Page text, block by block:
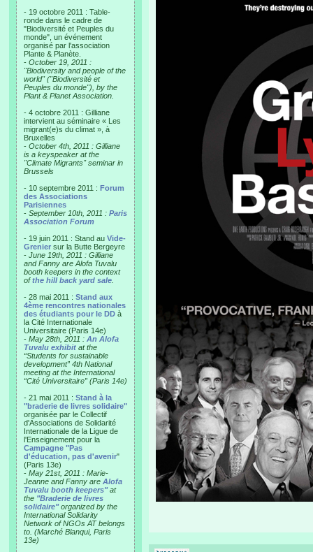
- 19 octobre 2011 : Table-
ronde dans le cadre de
"Biodiversité et Peuples du
monde", un événement
organisé par l'association
Plante & Planète.
- October 19, 2011 :
"Biodiversity and people of the
world" ("Biodiversité et
Peuples du monde"), by the
Plant & Planet Association.
- 4 octobre 2011 : Gilliane
intervient au séminaire « Les
migrant(e)s du climat », à
Bruxelles
- October 4th, 2011 : Gilliane
is a keyspeaker at the
"Climate Migrants" seminar in
Brussels
- 10 septembre 2011 : Forum
des Associations
Parisiennes
- September 10th, 2011 : Paris
Association Forum
- 19 juin 2011 : Stand au Vide-
Grenier sur la Butte Bergeyre
- June 19th, 2011 : Gilliane
and Fanny are Alofa Tuvalu
booth keepers in the context
ofthe hill back yard sale
- 28 mai 2011 : Stand aux
4ème rencontres nationales
des étudiants pour le DD à
la Cité Internationale
Universitaire (Paris 14e)
- May 28th, 2011 : An Alofa
Tuvalu exhibit at the
“Students for sustainable
development” 4th National
meeting at the International
“Cité Universitaire” (Paris 14e)
- 21 mai 2011 : Stand à la
"braderie de livres solidaire"
organisée par le Collectif
d'Associations de Solidarité
Internationale de la Ligue de
l'Enseignement pour la
Campagne "Pas
d'éducation, pas d'avenir"
(Paris 13e)
- May 21st, 2011 : Marie-
Jeanne and Fanny are Alofa
Tuvalu booth keepers"at
the "Braderie de livres
solidaire"organized by the
International Solidarity
Network of NGOs AT belongs
to. (Marché Blanqui, Paris
13e)